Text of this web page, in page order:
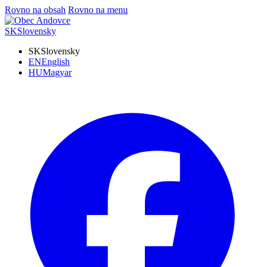
Rovno na obsah Rovno na menu
SKSlovensky
SKSlovensky
ENEnglish
HUMagyar